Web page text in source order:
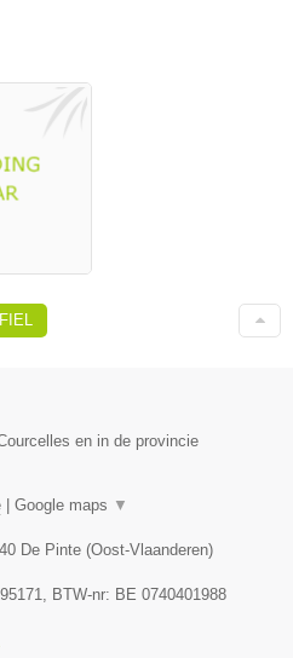
en in de provincie
| Google maps ▼
De Pinte (Oost-Vlaanderen)
, BTW-nr: BE 0740401988